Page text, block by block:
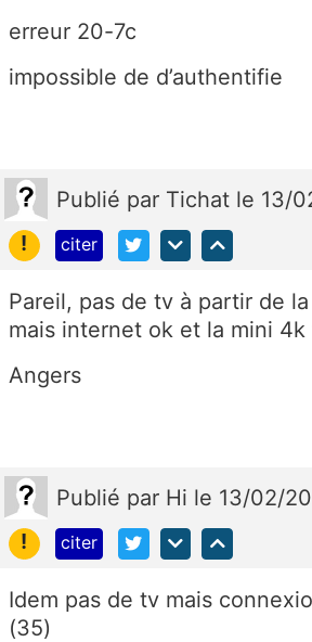
erreur 20-7c
impossible de d’authentifie
Publié par Tichat le 13/
!
citer
Pareil, pas de tv à partir de
mais internet ok et la mini
Angers
Publié par Hi le 13/02/
!
citer
Idem pas de tv mais
(35)